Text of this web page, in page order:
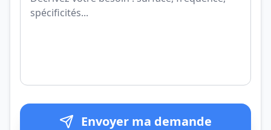
Envoyer ma demande